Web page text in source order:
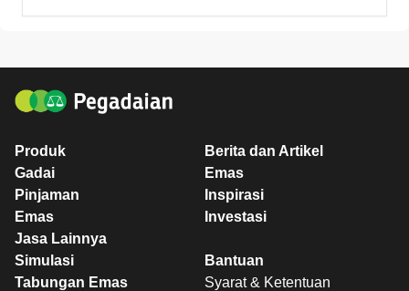
Produk
Gadai
Pinjaman
Emas
Jasa Lainnya
Berita dan Artikel
Emas
Inspirasi
Investasi
Simulasi
Tabungan Emas
Bantuan
Syarat & Ketentuan